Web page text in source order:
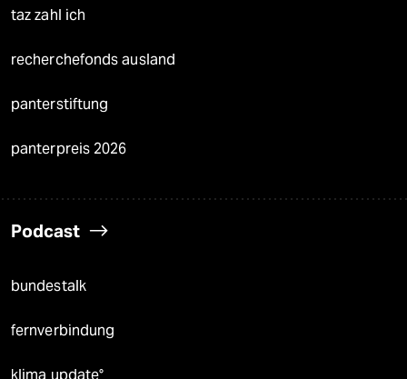
taz zahl ich
recherchefonds ausland
panterstiftung
panterpreis 2026
Podcast
bundestalk
fernverbindung
klima update°